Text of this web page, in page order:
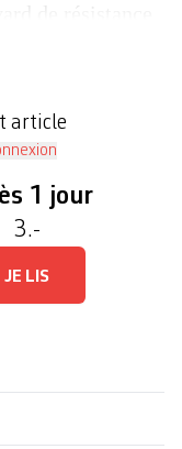
article
1 jour
3.-
JE LIS